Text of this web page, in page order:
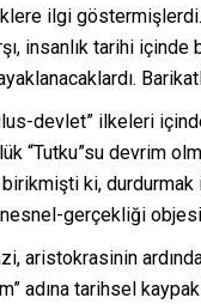
ilgi
insanlık tarihi içinde
devlet” ilkeleri
“Tutku”su devrim
birikmişti ki,
gerçekliği
aristokrasinin
adına tarihsel